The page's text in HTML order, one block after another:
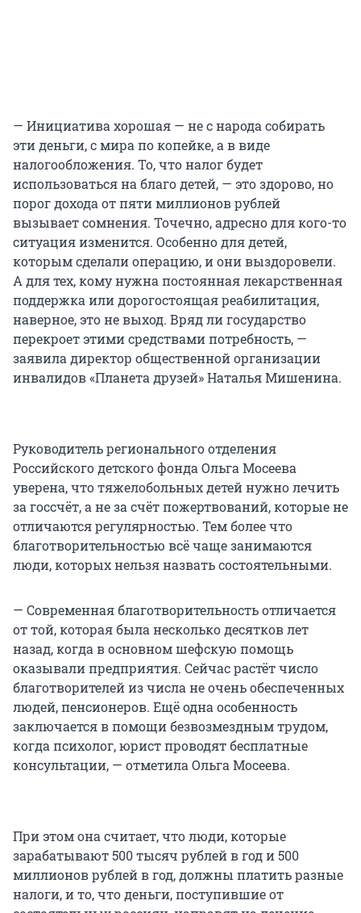
— Инициатива хорошая — не с народа собирать
эти деньги, с мира по копейке, а в виде
налогообложения. То, что налог будет
использоваться на благо детей, — это здорово, но
порог дохода от пяти миллионов рублей
вызывает сомнения. Точечно, адресно для кого-то
ситуация изменится. Особенно для детей,
которым сделали операцию, и они выздоровели.
А для тех, кому нужна постоянная лекарственная
поддержка или дорогостоящая реабилитация,
наверное, это не выход. Вряд ли государство
перекроет этими средствами потребность, —
заявила директор общественной организации
инвалидов «Планета друзей» Наталья Мишенина.
Руководитель регионального отделения
Российского детского фонда Ольга Мосеева
уверена, что тяжелобольных детей нужно лечить
за госсчёт, а не за счёт пожертвований, которые не
отличаются регулярностью. Тем более что
благотворительностью всё чаще занимаются
люди, которых нельзя назвать состоятельными.
— Современная благотворительность отличается
от той, которая была несколько десятков лет
назад, когда в основном шефскую помощь
оказывали предприятия. Сейчас растёт число
благотворителей из числа не очень обеспеченных
людей, пенсионеров. Ещё одна особенность
заключается в помощи безвозмездным трудом,
когда психолог, юрист проводят бесплатные
консультации, — отметила Ольга Мосеева.
При этом она считает, что люди, которые
зарабатывают 500 тысяч рублей в год и 500
миллионов рублей в год, должны платить разные
налоги, и то, что деньги, поступившие от